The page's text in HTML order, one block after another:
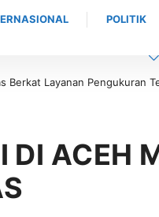
POLITIK
TerjadwalBuka
DI ACEH